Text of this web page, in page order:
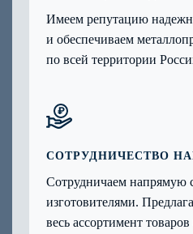
Имеем репутацию
и обеспечиваем
по всей территории
СОТРУДНИЧЕСТВО
Сотрудничаем напрямую
изготовителями.
весь ассортимент